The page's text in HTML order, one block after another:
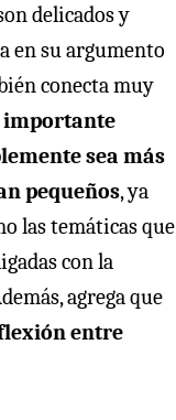
delicados y
en su argumento
conecta muy
importante
sea más
pequeños, ya
las temáticas que
con la
agrega que
entre